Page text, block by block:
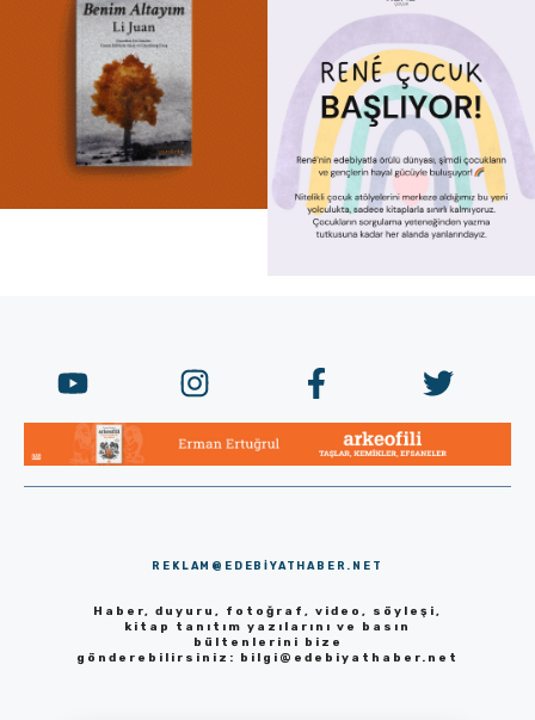
REKLAM@EDEBIYATHABER.NET
Haber, duyuru, fotoğraf, video, söyleşi,
kitap tanıtım yazılarını ve basın
bültenlerini bize
gönderebilirsiniz:
bilgi@edebiyathaber.net